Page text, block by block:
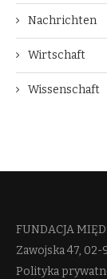
Nachrichten
Wirtschaft
Wissenschaft
FUNDACJA
Zawojska 47, 02-
Polityka